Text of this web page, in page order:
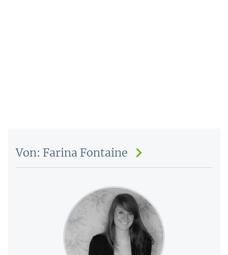
Von: Farina Fontaine